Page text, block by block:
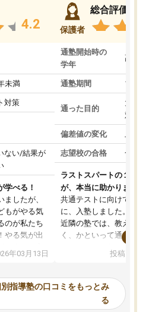
4.2
未満
対策
ない/結果が
学べる！
したが、
もがやる気
のが私たち
やる気が出
です」と言
考えて、思
から学ぶこ
いいなと
年03月13日
保護者
総合評価
通塾開始時の
学年
高3
通塾期間 1～3
通った目的
大学
対策
偏差値の変化 上が
志望校の合格 合格
ラストスパートの１か月
が、本当に助かりました
共通テストに向けての追
に、入塾しました。田舎
近隣の塾では、教えても
く、かといって通うには
可能なので本当に助か
らないところをピンポイ
頂いて、とてもわかり
していました。一生を
投稿日：
指導塾の口コミをもっとみ
る